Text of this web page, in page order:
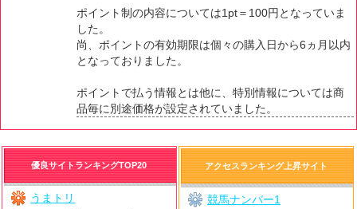
ポイント制の内容については1pt＝100円となっていま
した。
尚、ポイントの有効期限は個々の購入日から6ヵ月以内
となっておりました。
ポイントで払う情報とは他に、特別情報については商
品毎に別途価格が設定されていました。
優良サイトランキングTOP20
うまトリ
アクセスランキング上昇サイト
競馬ナンバー1